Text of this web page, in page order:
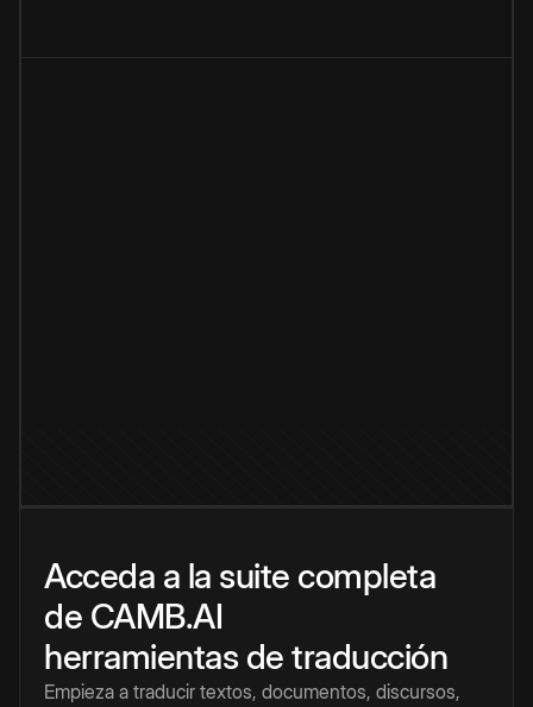
Acceda a la suite completa
de CAMB.AI
herramientas de traducción
Empieza a traducir textos, documentos, discursos,